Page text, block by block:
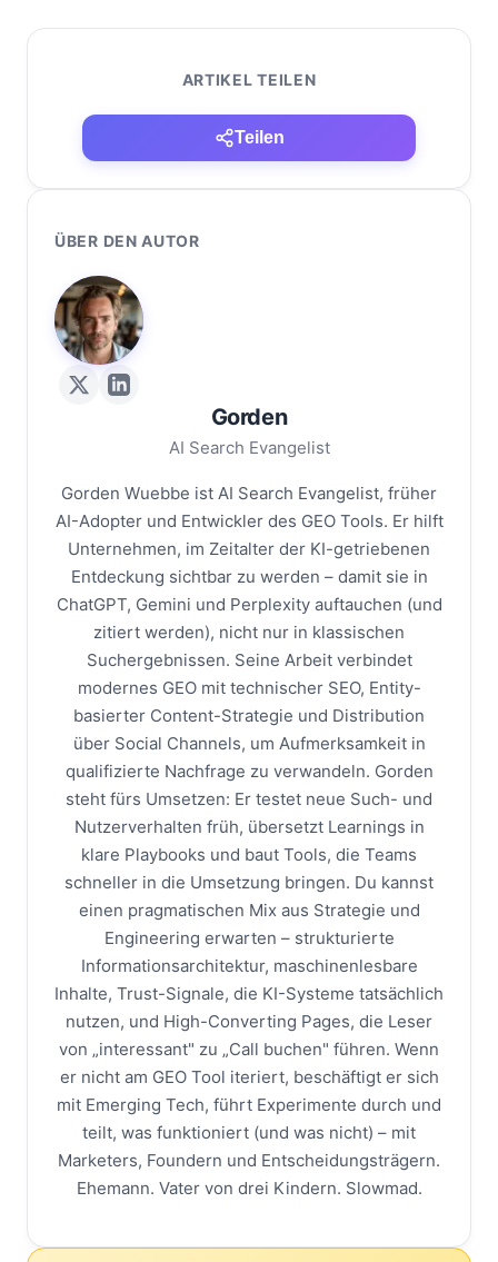
ARTIKEL TEILEN
Teilen
ÜBER DEN AUTOR
G
Gorden
AI Search Evangelist
Gorden Wuebbe ist AI Search Evangelist, früher
AI-Adopter und Entwickler des GEO Tools. Er hilft
Unternehmen, im Zeitalter der KI-getriebenen
Entdeckung sichtbar zu werden – damit sie in
ChatGPT, Gemini und Perplexity auftauchen (und
zitiert werden), nicht nur in klassischen
Suchergebnissen. Seine Arbeit verbindet
modernes GEO mit technischer SEO, Entity-
basierter Content-Strategie und Distribution
über Social Channels, um Aufmerksamkeit in
qualifizierte Nachfrage zu verwandeln. Gorden
steht fürs Umsetzen: Er testet neue Such- und
Nutzerverhalten früh, übersetzt Learnings in
klare Playbooks und baut Tools, die Teams
schneller in die Umsetzung bringen. Du kannst
einen pragmatischen Mix aus Strategie und
Engineering erwarten – strukturierte
Informationsarchitektur, maschinenlesbare
Inhalte, Trust-Signale, die KI-Systeme tatsächlich
nutzen, und High-Converting Pages, die Leser
von „interessant" zu „Call buchen" führen. Wenn
er nicht am GEO Tool iteriert, beschäftigt er sich
mit Emerging Tech, führt Experimente durch und
teilt, was funktioniert (und was nicht) – mit
Marketers, Foundern und Entscheidungsträgern.
Ehemann. Vater von drei Kindern. Slowmad.